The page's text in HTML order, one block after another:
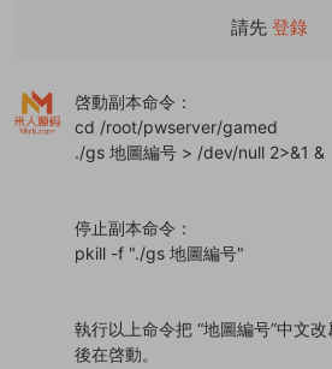
請先 登錄
啓動副本命令：
cd /root/pwserver/gamed
./gs 地圖編号 > /dev/null 2>&1 &
停止副本命令：
pkill -f "./gs 地圖編号"
執行以上命令把 “地圖編号”中文
後在啓動。